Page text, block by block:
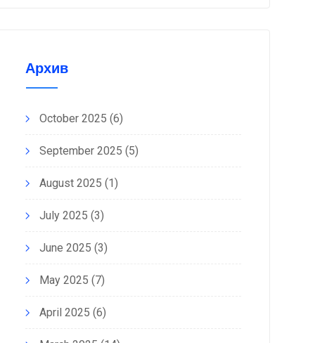
Архив
October 2025 (6)
September 2025 (5)
August 2025 (1)
July 2025 (3)
June 2025 (3)
May 2025 (7)
April 2025 (6)